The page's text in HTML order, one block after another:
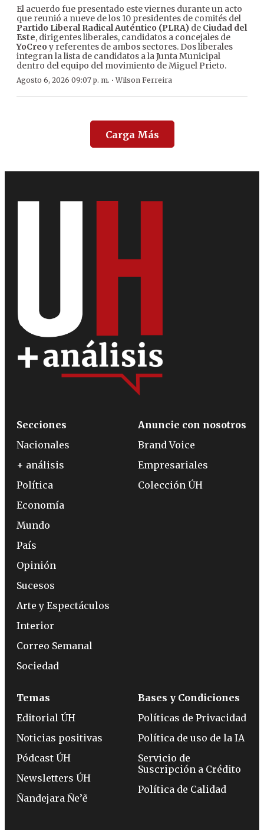
El acuerdo fue presentado este viernes durante un acto
que reunió a nueve de los 10 presidentes de comités del
Partido Liberal Radical Auténtico (PLRA) de Ciudad del
Este, dirigentes liberales, candidatos a concejales de
YoCreo y referentes de ambos sectores. Dos liberales
integran la lista de candidatos a la Junta Municipal
dentro del equipo del movimiento de Miguel Prieto.
Agosto 6, 2026 09:07 p. m. ·Wilson Ferreira
Carga Más
Secciones
Nacionales
+ análisis
Política
Economía
Mundo
País
Opinión
Sucesos
Arte y Espectáculos
Interior
Correo Semanal
Sociedad
Anuncie con nosotros
Brand Voice
Empresariales
Colección ÚH
Temas
Editorial ÚH
Noticias positivas
Pódcast ÚH
Newsletters ÚH
Ñandejara Ñe’ẽ
Bases y Condiciones
Políticas de Privacidad
Política de uso de la IA
Servicio de
Suscripción a Crédito
Política de Calidad